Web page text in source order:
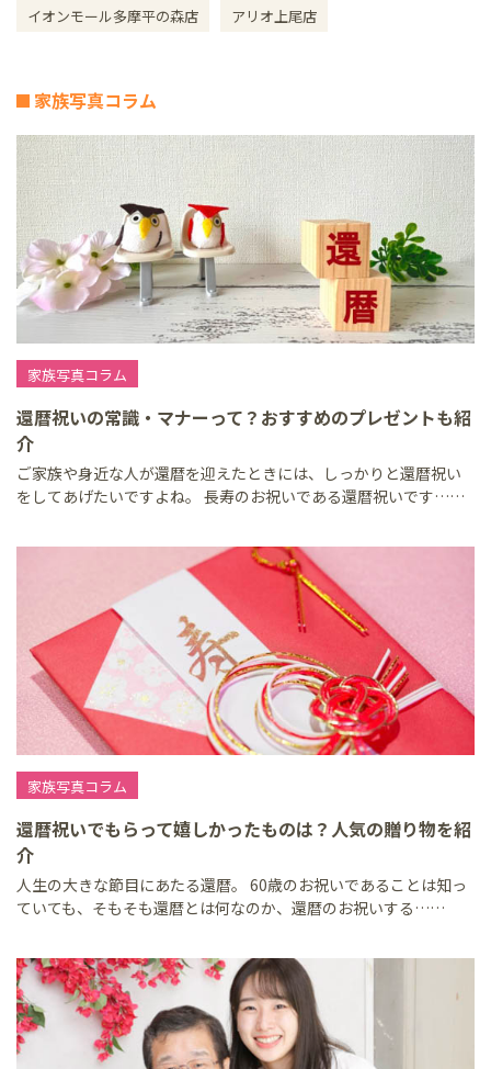
イオンモール多摩平の森店 アリオ上尾店
家族写真コラム
家族写真コラム
還暦祝いの常識・マナーって？おすすめのプレゼントも紹
介
ご家族や身近な人が還暦を迎えたときには、しっかりと還暦祝い
をしてあげたいですよね。 長寿のお祝いである還暦祝いです……
家族写真コラム
還暦祝いでもらって嬉しかったものは？人気の贈り物を紹
介
人生の大きな節目にあたる還暦。 60歳のお祝いであることは知っ
ていても、そもそも還暦とは何なのか、還暦のお祝いする……